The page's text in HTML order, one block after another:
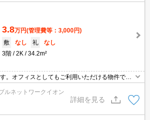
3.8万円(管理費等：3,000円)
敷
なし 礼
なし
3階
2K 34.2m²
。オフィスとしてもご利用いただける物件で
がいる家庭にオススメ、子供部屋と分けられま
がない最上階のお部屋です。外装もおしゃれで
ことができるマンションです。
ルネットワークイオン
詳細を見る